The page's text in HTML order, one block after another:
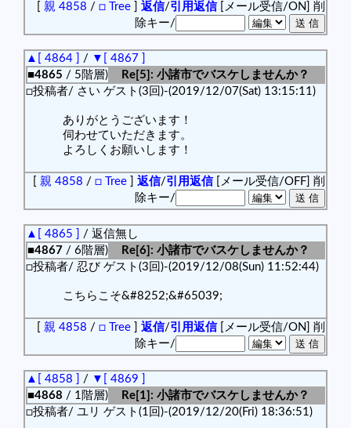
親 4858 / □ Tree 返信/引用返信[メール受信/ON] 削
除キー/
▲[ 4864 ] / ▼[ 4867 ]
■4865 / 5階層)
Re[5]: 小諸市でバスケしませんか？
□投稿者/ さい ゲスト(3回)-(2019/12/07(Sat) 13:15:11)
ありがとうございます！
伺わせていただきます。
よろしくお願いします！
親 4858 / □ Tree 返信/引用返信[メール受信/OFF] 削
除キー/
▲[ 4865 ]
/ 返信無し
■4867 / 6階層)
Re[6]: 小諸市でバスケしませんか？
□投稿者/ 忍び ゲスト(3回)-(2019/12/08(Sun) 11:52:44)
こちらこそ&#8252;&#65039;
親 4858 / □ Tree 返信/引用返信[メール受信/ON] 削
除キー/
▲[ 4858 ] / ▼[ 4869 ]
■4868 / 1階層)
Re[1]: 小諸市でバスケしませんか？
□投稿者/ ユリ ゲスト(1回)-(2019/12/20(Fri) 18:36:51)